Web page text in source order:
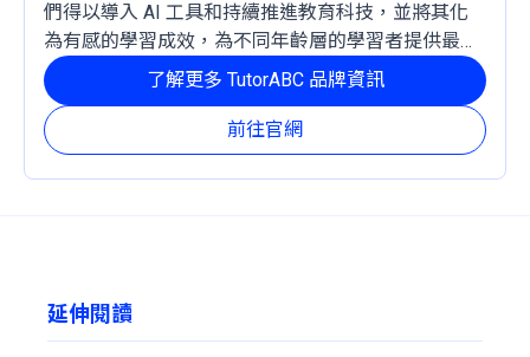
們得以導入 AI 工具和持續推進教育科技，並將其化
為有感的學習成效，為不同年齡層的學習者提供最穩
定且有效的成長路徑。
前往官網
了解更多 TutorABC 品牌資訊
延伸閱讀